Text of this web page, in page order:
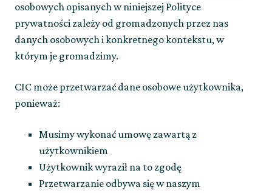
osobowych opisanych w niniejszej Polityce
prywatności zależy od gromadzonych przez nas
danych osobowych i konkretnego kontekstu, w
którym je gromadzimy.
CIC może przetwarzać dane osobowe użytkownika,
ponieważ:
Musimy wykonać umowę zawartą z
użytkownikiem
Użytkownik wyraził na to zgodę
Przetwarzanie odbywa się w naszym